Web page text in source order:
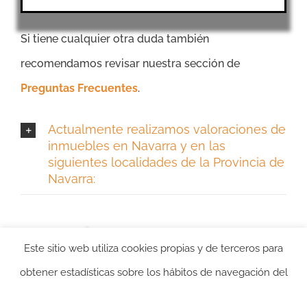
Si tiene cualquier otra duda también
recomendamos revisar nuestra sección de
Preguntas Frecuentes.
Actualmente realizamos valoraciones de
inmuebles en Navarra y en las
siguientes localidades de la Provincia de
Navarra:
Este sitio web utiliza cookies propias y de terceros para
obtener estadísticas sobre los hábitos de navegación del